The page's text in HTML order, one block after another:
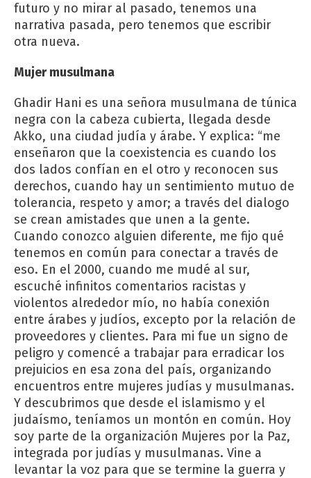
futuro y no mirar al pasado, tenemos una
narrativa pasada, pero tenemos que escribir
otra nueva.
Mujer musulmana
Ghadir Hani es una señora musulmana de túnica
negra con la cabeza cubierta, llegada desde
Akko, una ciudad judía y árabe. Y explica: “me
enseñaron que la coexistencia es cuando los
dos lados confían en el otro y reconocen sus
derechos, cuando hay un sentimiento mutuo de
tolerancia, respeto y amor; a través del dialogo
se crean amistades que unen a la gente.
Cuando conozco alguien diferente, me fijo qué
tenemos en común para conectar a través de
eso. En el 2000, cuando me mudé al sur,
escuché infinitos comentarios racistas y
violentos alrededor mío, no había conexión
entre árabes y judíos, excepto por la relación de
proveedores y clientes. Para mi fue un signo de
peligro y comencé a trabajar para erradicar los
prejuicios en esa zona del país, organizando
encuentros entre mujeres judías y musulmanas.
Y descubrimos que desde el islamismo y el
judaísmo, teníamos un montón en común. Hoy
soy parte de la organización Mujeres por la Paz,
integrada por judías y musulmanas. Vine a
levantar la voz para que se termine la guerra y